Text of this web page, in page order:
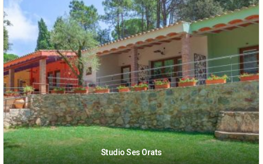
Studio Ses Orats
Ses Arades